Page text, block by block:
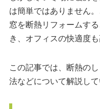
は簡単ではありません
窓を断熱リフォームす
き、オフィスの快適度
この記事では、断熱の
法などについて解説して